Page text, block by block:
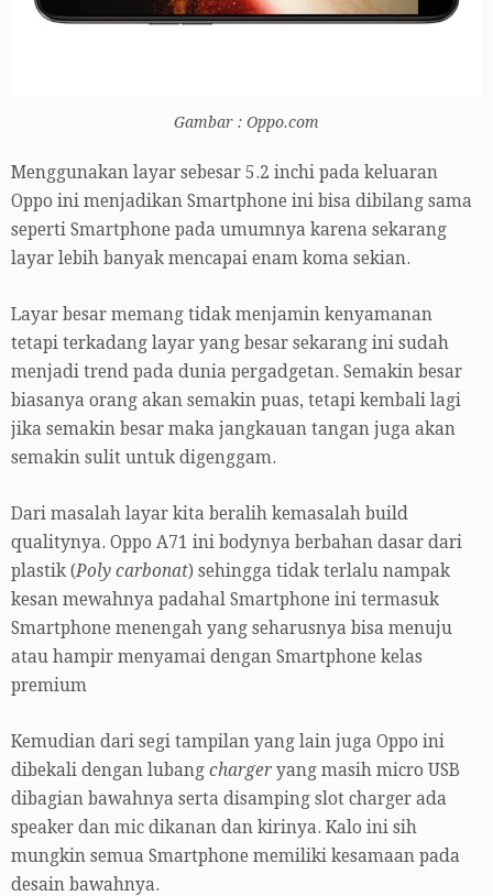
Gambar : Oppo.com
Menggunakan layar sebesar 5.2 inchi pada keluaran
Oppo ini menjadikan Smartphone ini bisa dibilang sama
seperti Smartphone pada umumnya karena sekarang
layar lebih banyak mencapai enam koma sekian.
Layar besar memang tidak menjamin kenyamanan
tetapi terkadang layar yang besar sekarang ini sudah
menjadi trend pada dunia pergadgetan. Semakin besar
biasanya orang akan semakin puas, tetapi kembali lagi
jika semakin besar maka jangkauan tangan juga akan
semakin sulit untuk digenggam.
Dari masalah layar kita beralih kemasalah build
qualitynya. Oppo A71 ini bodynya berbahan dasar dari
plastik (Poly carbonat) sehingga tidak terlalu nampak
kesan mewahnya padahal Smartphone ini termasuk
Smartphone menengah yang seharusnya bisa menuju
atau hampir menyamai dengan Smartphone kelas
premium
Kemudian dari segi tampilan yang lain juga Oppo ini
dibekali dengan lubang chargeryang masih micro USB
dibagian bawahnya serta disamping slot charger ada
speaker dan mic dikanan dan kirinya. Kalo ini sih
mungkin semua Smartphone memiliki kesamaan pada
desain bawahnya.